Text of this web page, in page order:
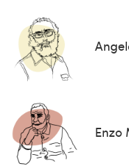
Enzo